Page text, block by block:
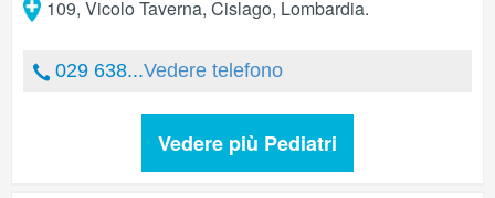
109, Vicolo Taverna, Cislago, Lombardia.
029 638...Vedere telefono
Vedere più Pediatri